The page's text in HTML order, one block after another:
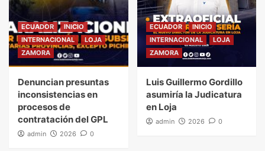
ECUADOR
INICIO
INTERNACIONAL
LOJA
ZAMORA
Denuncian presuntas
inconsistencias en
procesos de
contratación del GPL
admin 2026 0
ECUADOR
INICIO
INTERNACIONAL
LOJA
ZAMORA
Luis Guillermo Gordillo
asumiría la Judicatura
en Loja
admin 2026 0